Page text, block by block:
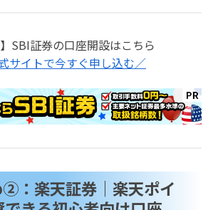
SBI証券の口座開設はこちら
サイトで今すぐ申し込む／
②：楽天証券｜楽天ポイ